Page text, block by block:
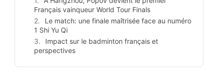
Français vainqueur World Tour Finals
Le match: une finale maîtrisée face au numéro
1 Shi Yu Qi
Impact sur le badminton français et
perspectives